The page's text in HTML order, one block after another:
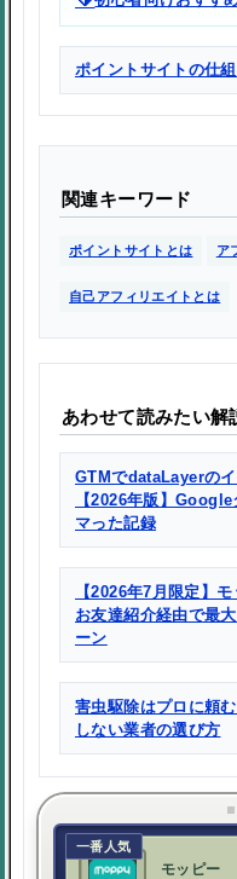
ポイントサイトの仕
関連キーワード
ポイントサイトとは ア
自己アフィリエイトとは
あわせて読みたい解
GTMでdataLayerの
【2026年版】
マった記録
【2026年7月限定】
お友達紹介経由で最
ーン
害虫駆除はプロに頼
しない業者の選び方
一番人気
モッピー